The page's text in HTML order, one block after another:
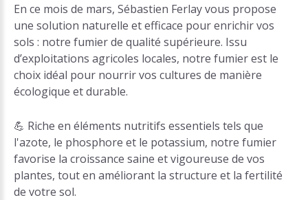
En ce mois de mars, Sébastien Ferlay vous propose
une solution naturelle et efficace pour enrichir vos
sols : notre fumier de qualité supérieure. Issu
d’exploitations agricoles locales, notre fumier est le
choix idéal pour nourrir vos cultures de manière
écologique et durable.
💪 Riche en éléments nutritifs essentiels tels que
l'azote, le phosphore et le potassium, notre fumier
favorise la croissance saine et vigoureuse de vos
plantes, tout en améliorant la structure et la fertilité
de votre sol.